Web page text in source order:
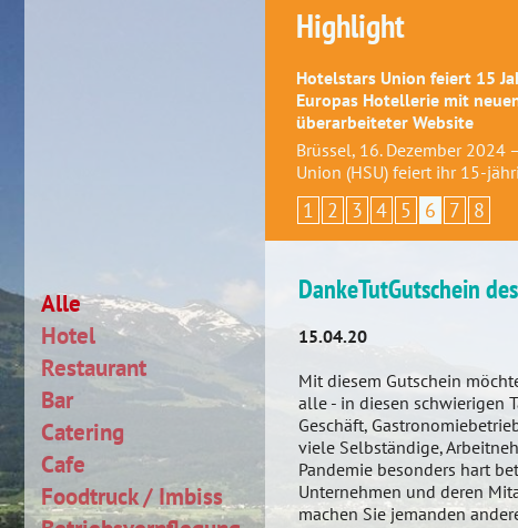
Alle
Hotel
Restaurant
Bar
Catering
Cafe
Foodtruck / Imbiss
Highlight
Hotelstars Union feiert 15
Europas Hotellerie mit
überarbeiteter Website
Brüssel, 16. Dezember 2024
Union (HSU) feiert ihr 15-
1 2 3 4 5 6 7 8
DankeTutGutschein
15.04.20
Mit diesem Gutschein
alle - in diesen schwierigen
Geschäft,
viele Selbständige,
Pandemie besonders hart
Unternehmen und deren
machen Sie jemanden